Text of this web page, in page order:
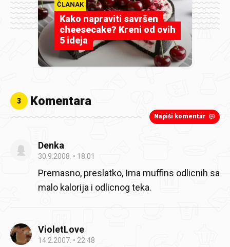
ČLANAK
Kako napraviti savršen
cheesecake? Kreni od ovih
5 ideja
3 Komentara
Napiši komentar
Denka
30.9.2008. 18:01
Premasno, preslatko, Ima muffins odlicnih sa
malo kalorija i odlicnog teka.
VioletLove
14.2.2007. 22:48